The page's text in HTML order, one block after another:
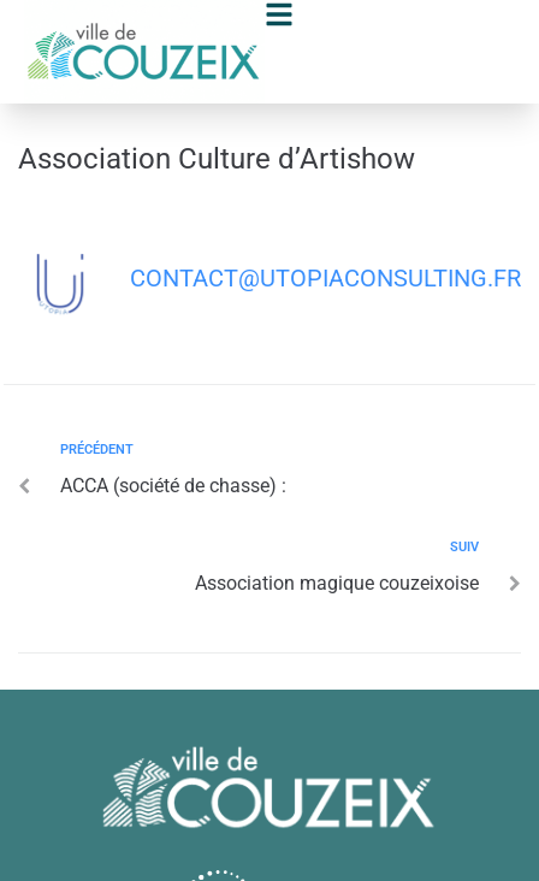
Association Culture d’Artishow
CONTACT@UTOPIACONSULTING.FR
PRÉCÉDENT
ACCA (société de chasse) :
SUIV
Association magique couzeixoise